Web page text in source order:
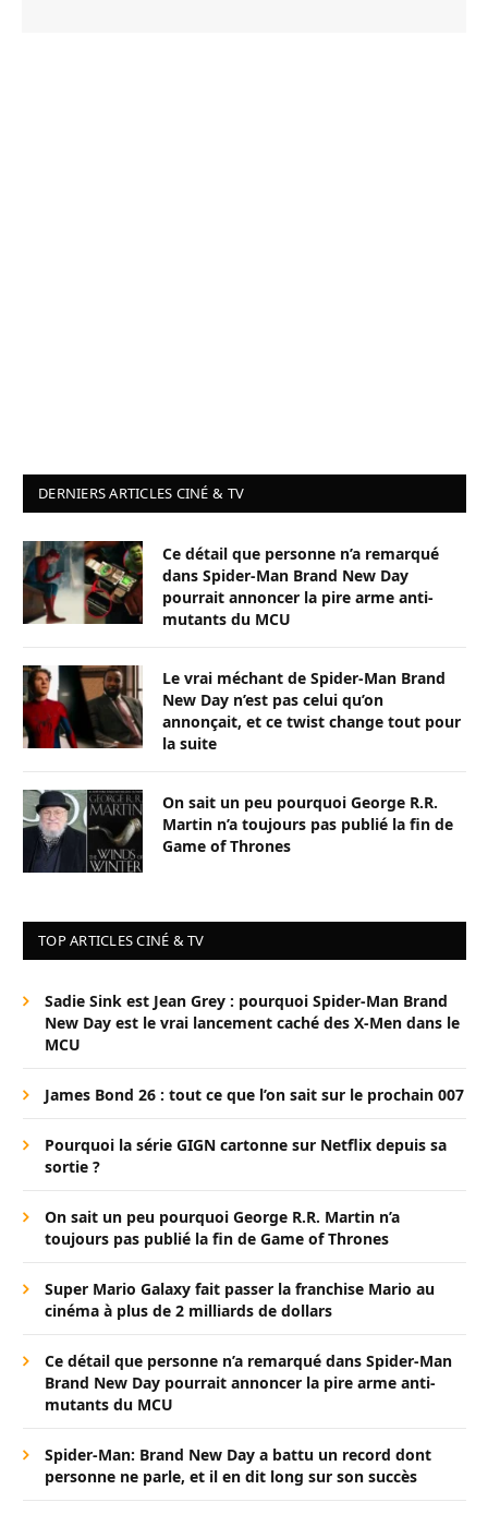
DERNIERS ARTICLES CINÉ & TV
Ce détail que personne n’a remarqué
dans Spider-Man Brand New Day
pourrait annoncer la pire arme anti-
mutants du MCU
Le vrai méchant de Spider-Man Brand
New Day n’est pas celui qu’on
annonçait, et ce twist change tout pour
la suite
On sait un peu pourquoi George R.R.
Martin n’a toujours pas publié la fin de
Game of Thrones
TOP ARTICLES CINÉ & TV
Sadie Sink est Jean Grey : pourquoi Spider-Man Brand
New Day est le vrai lancement caché des X-Men dans le
MCU
James Bond 26 : tout ce que l’on sait sur le prochain 007
Pourquoi la série GIGN cartonne sur Netflix depuis sa
sortie ?
On sait un peu pourquoi George R.R. Martin n’a
toujours pas publié la fin de Game of Thrones
Super Mario Galaxy fait passer la franchise Mario au
cinéma à plus de 2 milliards de dollars
Ce détail que personne n’a remarqué dans Spider-Man
Brand New Day pourrait annoncer la pire arme anti-
mutants du MCU
Spider-Man: Brand New Day a battu un record dont
personne ne parle, et il en dit long sur son succès